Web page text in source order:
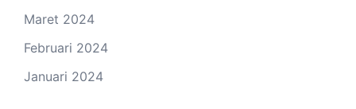
Maret 2024
Februari 2024
Januari 2024